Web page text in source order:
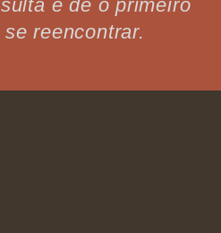
e dê o primeiro
reencontrar.